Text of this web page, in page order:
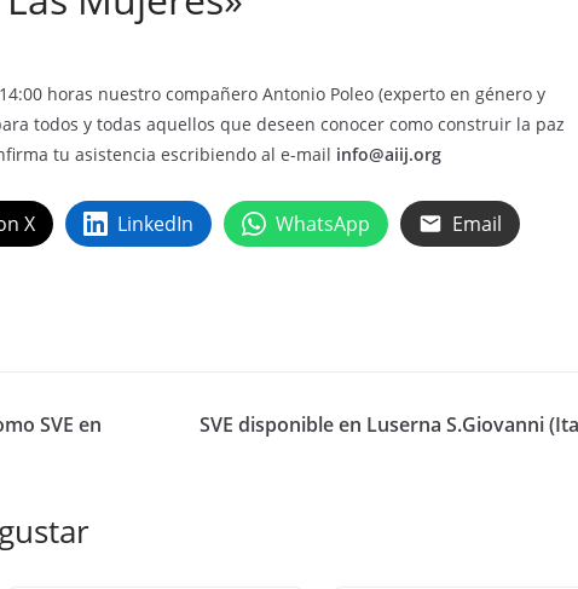
horas nuestro compañero Antonio Poleo (experto en género y
todos y todas aquellos que deseen conocer como construir la paz
tu asistencia escribiendo al e-mail info@aiij.org
X LinkedIn WhatsApp Email
SVE en
SVE disponible en Luserna S.Giovanni